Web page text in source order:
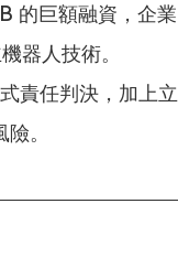
的巨額融資，企業
器人技術。
責任判決，加上立
。